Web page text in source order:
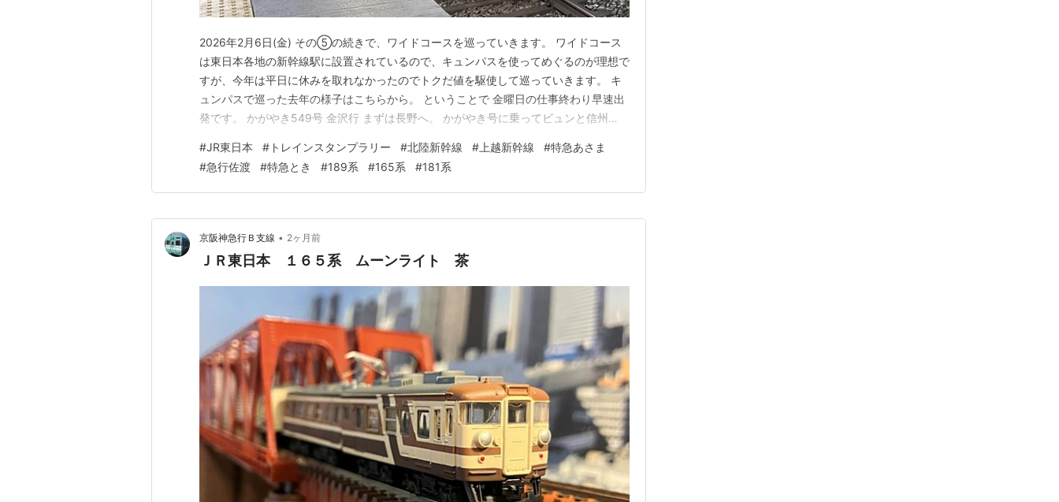
2026年2月6日(金) その⑤の続きで、ワイドコースを巡っていきます。 ワイドコース
は東日本各地の新幹線駅に設置されているので、キュンパスを使ってめぐるのが理想で
すが、今年は平日に休みを取れなかったのでトクだ値を駆使して巡っていきます。 キ
ュンパスで巡った去年の様子はこちらから。 ということで 金曜日の仕事終わり早速出
発です。 かがやき549号 金沢行 まずは長野へ。 かがやき号に乗ってビュンと信州
ット…!! 早速スタンプを押印して長野駅の景品をゲット。 かつて上野～長野・直江津間
を結んでいた189系…
#JR東日本 # トレインスタンプラリー #北陸新幹線 # 上越新幹線 #特急あさま
#急行佐渡 #特急とき #189系 #165系 #181系
京阪神急行Ｂ支線 • 2ヶ月前
ＪＲ東日本 １６５系 ムーンライト 茶